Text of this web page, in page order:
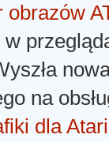
obrazów
w
na
dla Atari